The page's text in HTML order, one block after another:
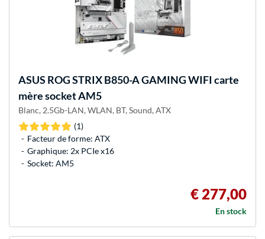
ASUS ROG STRIX B850-A GAMING WIFI carte
mère socket AM5
Blanc, 2.5Gb-LAN, WLAN, BT, Sound, ATX
(1)
Facteur de forme: ATX
Graphique: 2x PCIe x16
Socket: AM5
€ 277,00
En stock